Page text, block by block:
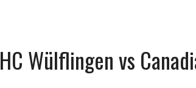
HC Wülflingen vs